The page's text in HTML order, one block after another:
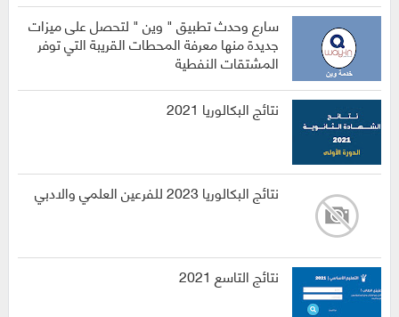
سارع وحدث تطبيق " وين " لتحصل على ميزات
جديدة منها معرفة المحطات القريبة التي توفر
المشتقات النفطية
نتائج البكالوريا 2021
نتائج البكالوريا 2023 للفرعين العلمي والادبي
نتائج التاسع 2021